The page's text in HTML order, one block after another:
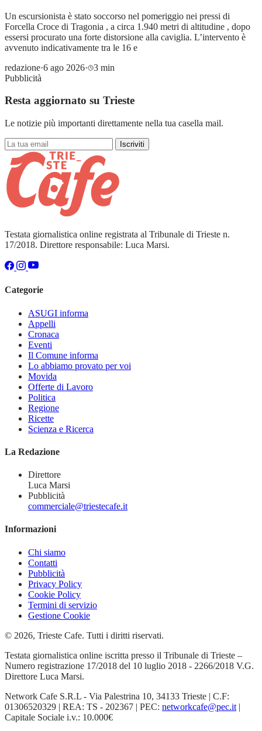
Un escursionista è stato soccorso nel pomeriggio nei pressi di
Forcella Croce di Tragonia , a circa 1.940 metri di altitudine , dopo
essersi procurato una forte distorsione alla caviglia. L’intervento è
avvenuto indicativamente tra le 16 e
redazione·6 ago 2026·
3 min
Pubblicità
Resta aggiornato su Trieste
Le notizie più importanti direttamente nella tua casella mail.
Iscriviti
Testata giornalistica online registrata al Tribunale di Trieste n.
17/2018. Direttore responsabile: Luca Marsi.
Categorie
ASUGI informa
Appelli
Cronaca
Eventi
Il Comune informa
Lo abbiamo provato per voi
Movida
Offerte di Lavoro
Politica
Regione
Ricette
Scienza e Ricerca
La Redazione
Direttore
Luca Marsi
Pubblicità
commerciale@triestecafe.it
Informazioni
Chi siamo
Contatti
Pubblicità
Privacy Policy
Cookie Policy
Termini di servizio
Gestione Cookie
© 2026, Trieste Cafe. Tutti i diritti riservati.
Testata giornalistica online iscritta presso il Tribunale di Trieste –
Numero registrazione 17/2018 del 10 luglio 2018 - 2266/2018 V.G.
Direttore Luca Marsi.
Network Cafe S.R.L - Via Palestrina 10, 34133 Trieste | C.F:
01306520329 | REA: TS - 202367 | PEC: networkcafe@pec.it |
Capitale Sociale i.v.: 10.000€